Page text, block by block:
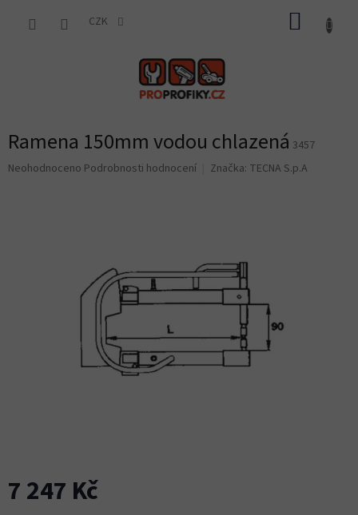
CZK
Ramena 150mm vodou chlazená 3457
Průměrné
Neohodnoceno Podrobnosti hodnocení Značka: TECNA S.p.A
7 247 Kč